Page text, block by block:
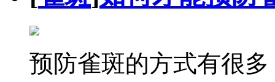
预防雀斑的方式有很